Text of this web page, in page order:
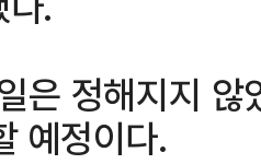
은 정해지지
예정이다.